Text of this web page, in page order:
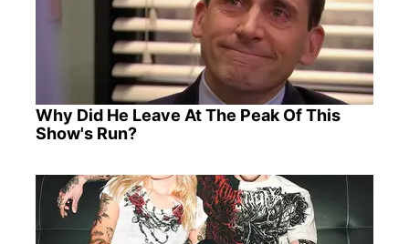
Why Did He Leave At The Peak Of This
Show's Run?